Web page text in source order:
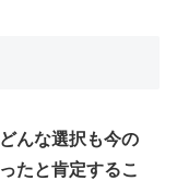
んな選択も今の
たと肯定するこ